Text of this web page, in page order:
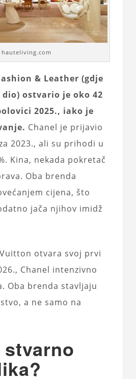
& Leather (gdje
ostvario je oko 42
2025., iako je
Chanel je prijavio
2023., ali su prihodi u
Kina, nekada pokretač
Oba brenda
cijena, što
jača njihov imidž
otvara svoj prvi
Chanel intenzivno
Oba brenda stavljaju
a ne samo na